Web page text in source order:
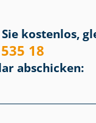
kostenlos,
18
abschicken: